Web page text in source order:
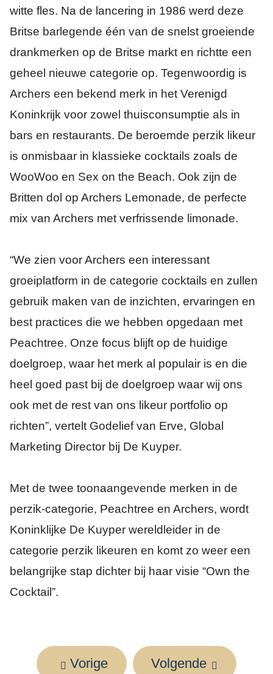
witte fles. Na de lancering in 1986 werd deze
Britse barlegende één van de snelst groeiende
drankmerken op de Britse markt en richtte een
geheel nieuwe categorie op. Tegenwoordig is
Archers een bekend merk in het Verenigd
Koninkrijk voor zowel thuisconsumptie als in
bars en restaurants. De beroemde perzik likeur
is onmisbaar in klassieke cocktails zoals de
WooWoo en Sex on the Beach. Ook zijn de
Britten dol op Archers Lemonade, de perfecte
mix van Archers met verfrissende limonade.
“We zien voor Archers een interessant
groeiplatform in de categorie cocktails en zullen
gebruik maken van de inzichten, ervaringen en
best practices die we hebben opgedaan met
Peachtree. Onze focus blijft op de huidige
doelgroep, waar het merk al populair is en die
heel goed past bij de doelgroep waar wij ons
ook met de rest van ons likeur portfolio op
richten”, vertelt Godelief van Erve, Global
Marketing Director bij De Kuyper.
Met de twee toonaangevende merken in de
perzik-categorie, Peachtree en Archers, wordt
Koninklijke De Kuyper wereldleider in de
categorie perzik likeuren en komt zo weer een
belangrijke stap dichter bij haar visie “Own the
Cocktail”.
Vorige Volgende